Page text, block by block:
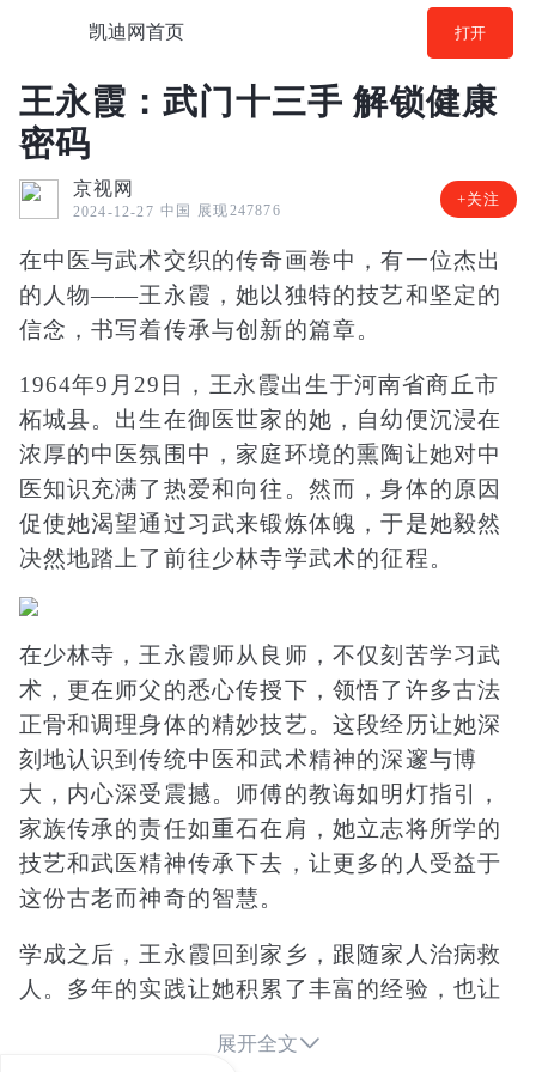
凯迪网首页 打开
王永霞：武门十三手 解锁健康
密码
京视网
2024-12-27 中国 展现247876
+关注
在中医与武术交织的传奇画卷中，有一位杰出
的人物——王永霞，她以独特的技艺和坚定的
信念，书写着传承与创新的篇章。
1964年9月29日，王永霞出生于河南省商丘市
柘城县。出生在御医世家的她，自幼便沉浸在
浓厚的中医氛围中，家庭环境的熏陶让她对中
医知识充满了热爱和向往。然而，身体的原因
促使她渴望通过习武来锻炼体魄，于是她毅然
决然地踏上了前往少林寺学武术的征程。
在少林寺，王永霞师从良师，不仅刻苦学习武
术，更在师父的悉心传授下，领悟了许多古法
正骨和调理身体的精妙技艺。这段经历让她深
刻地认识到传统中医和武术精神的深邃与博
大，内心深受震撼。师傅的教诲如明灯指引，
家族传承的责任如重石在肩，她立志将所学的
技艺和武医精神传承下去，让更多的人受益于
这份古老而神奇的智慧。
学成之后，王永霞回到家乡，跟随家人治病救
人。多年的实践让她积累了丰富的经验，也让
解。一次机缘巧合，她来到了河北省霸州市胜
展开全文